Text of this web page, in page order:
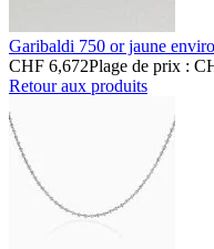
Garibaldi 750 or jaune
CHF 6,672Plage de prix :
Retour aux produits